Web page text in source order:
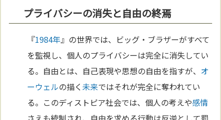
プライバシーの消失と自由の終焉
『1984年』の世界では、ビッグ・ブラザーがすべて
を監視し、個人のプライバシーは完全に消失してい
る。自由とは、自己表現や思想の自由を指すが、 オ
ーウェルの描く未来ではそれが完全に奪われてい
る。このディストピア社会では、個人の考えや感情